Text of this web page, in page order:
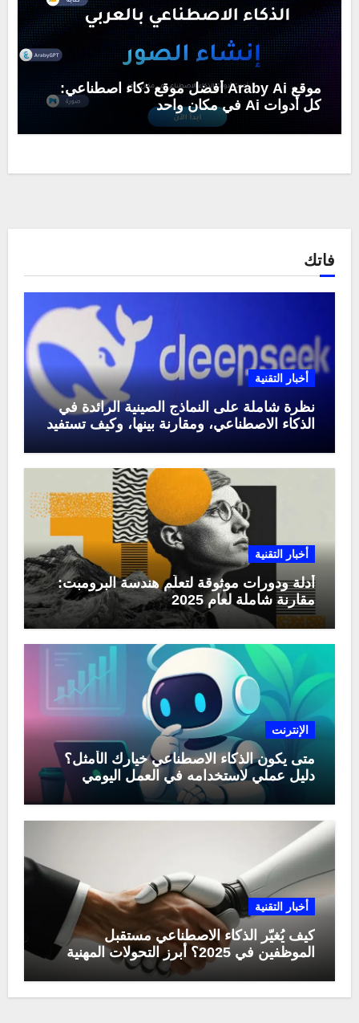
موقع Araby Ai أفضل موقع ذكاء اصطناعي:
كل أدوات Ai في مكان واحد
فاتك
أخبار التقنية
نظرة شاملة على النماذج الصينية الرائدة في
الذكاء الاصطناعي، ومقارنة بينها، وكيف تستفيد
أخبار التقنية
أدلة ودورات موثوقة لتعلّم هندسة البرومبت:
مقارنة شاملة لعام 2025
الإنترنت
متى يكون الذكاء الاصطناعي خيارك الأمثل؟
دليل عملي لاستخدامه في العمل اليومي
أخبار التقنية
كيف يُغيّر الذكاء الاصطناعي مستقبل
الموظفين في 2025؟ أبرز التحولات المهنية